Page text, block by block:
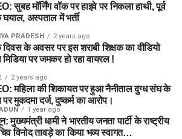
सुबह मॉर्निंग वॉक पर हाइवे पर निकला हाथी, पूर्व
अस्पताल में भर्ती
PRADESH 2 years ago
दिवस के अवसर पर इस शराबी शिक्षक का वीडियो
पर जमकर हो रहा वायरल !
2 years ago
महिला की शिकायत पर हुआ नैनीताल दुग्ध संघ के
पर मुकदमा दर्ज, दुष्कर्म का आरोप।
1 year ago
मुख्यमंत्री धामी ने भारतीय जनता पार्टी के राष्ट्रीय
विनोद तावड़े का किया भव्य स्वागत…